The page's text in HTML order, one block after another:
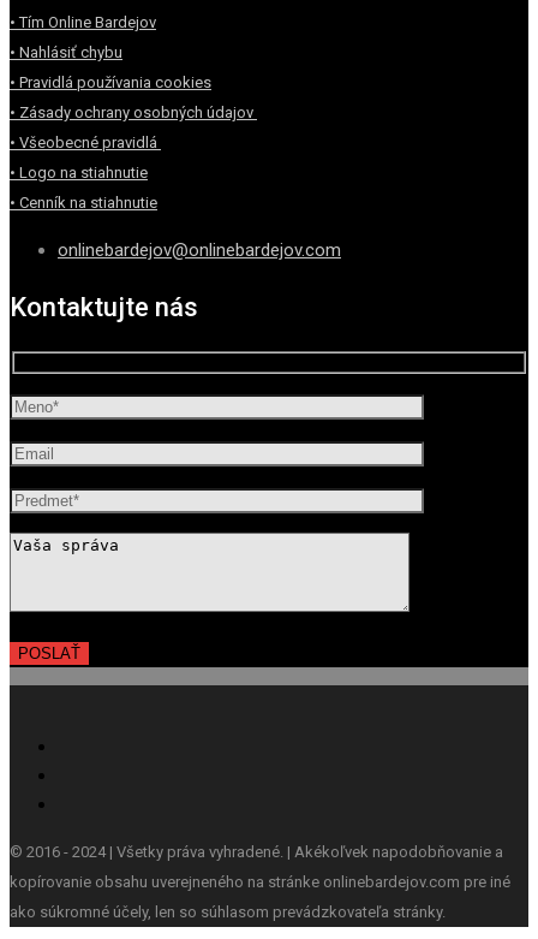
• Tím Online Bardejov
• Nahlásiť chybu
• Pravidlá používania cookies
• Zásady ochrany osobných údajov
• Všeobecné pravidlá
• Logo na stiahnutie
• Cenník na stiahnutie
onlinebardejov@onlinebardejov.com
Kontaktujte nás
© 2016 - 2024 | Všetky práva vyhradené. | Akékoľvek napodobňovanie a
kopírovanie obsahu uverejneného na stránke onlinebardejov.com pre iné
ako súkromné účely, len so súhlasom prevádzkovateľa stránky.